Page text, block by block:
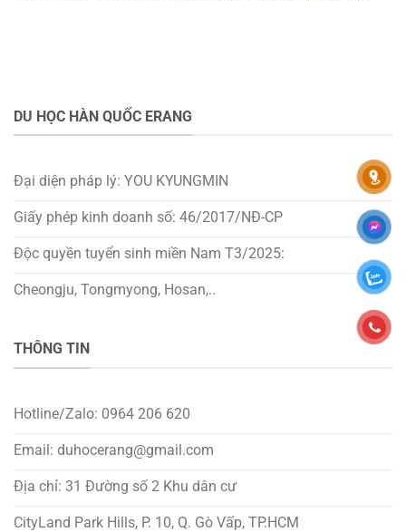
DU HỌC HÀN QUỐC ERANG
Đại diện pháp lý: YOU KYUNGMIN
Giấy phép kinh doanh số: 46/2017/NĐ-CP
Độc quyền tuyển sinh miền Nam T3/2025:
Cheongju, Tongmyong, Hosan,..
THÔNG TIN
Hotline/Zalo: 0964 206 620
Email: duhocerang@gmail.com
Địa chỉ: 31 Đường số 2 Khu dân cư
CityLand Park Hills, P. 10, Q. Gò Vấp, TP.HCM